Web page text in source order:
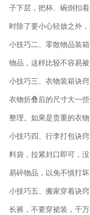
子下层，把杯、碗倒扣
时除了要小心轻放之外
小技巧二、零散物品装
物品，这样比较不容易
小技巧三、衣物装箱诀
衣物折叠后的尺寸大一
整理。如果是贵重的衣
小技巧四、行李打包诀
料袋，拉紧封口即可，
易碎物品，以免不慎打
小技巧五、搬家穿着诀
长裤，不要穿裙装，千